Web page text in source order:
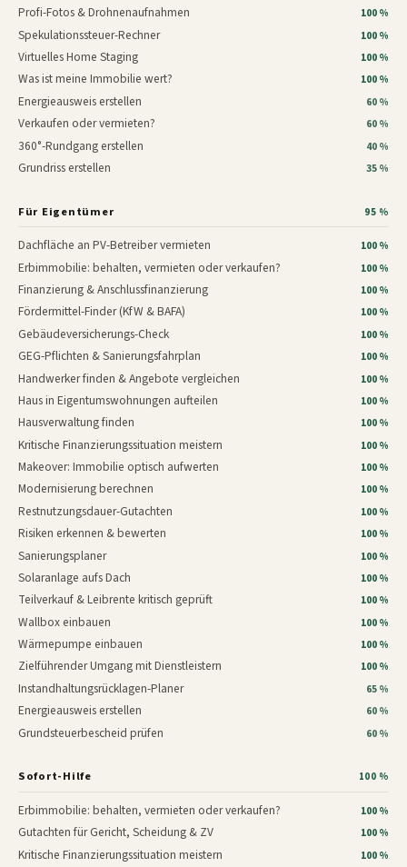
Profi-Fotos & Drohnenaufnahmen 100 %
Spekulationssteuer-Rechner 100 %
Virtuelles Home Staging 100 %
Was ist meine Immobilie wert? 100 %
Energieausweis erstellen 60 %
Verkaufen oder vermieten? 60 %
360°-Rundgang erstellen 40 %
Grundriss erstellen 35 %
Für Eigentümer 95 %
Dachfläche an PV-Betreiber vermieten 100 %
Erbimmobilie: behalten, vermieten oder verkaufen? 100 %
Finanzierung & Anschlussfinanzierung 100 %
Fördermittel-Finder (KfW & BAFA) 100 %
Gebäudeversicherungs-Check 100 %
GEG-Pflichten & Sanierungsfahrplan 100 %
Handwerker finden & Angebote vergleichen 100 %
Haus in Eigentumswohnungen aufteilen 100 %
Hausverwaltung finden 100 %
Kritische Finanzierungssituation meistern 100 %
Makeover: Immobilie optisch aufwerten 100 %
Modernisierung berechnen 100 %
Restnutzungsdauer-Gutachten 100 %
Risiken erkennen & bewerten 100 %
Sanierungsplaner 100 %
Solaranlage aufs Dach 100 %
Teilverkauf & Leibrente kritisch geprüft 100 %
Wallbox einbauen 100 %
Wärmepumpe einbauen 100 %
Zielführender Umgang mit Dienstleistern 100 %
Instandhaltungsrücklagen-Planer 65 %
Energieausweis erstellen 60 %
Grundsteuerbescheid prüfen 60 %
Sofort-Hilfe 100 %
Erbimmobilie: behalten, vermieten oder verkaufen? 100 %
Gutachten für Gericht, Scheidung & ZV 100 %
Kritische Finanzierungssituation meistern 100 %